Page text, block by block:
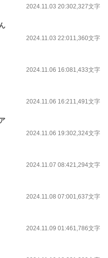
2024.11.03 20:302,327文字
2024.11.03 22:011,360文字
2024.11.06 16:081,433文字
2024.11.06 16:211,491文字
2024.11.06 19:302,324文字
2024.11.07 08:421,294文字
2024.11.08 07:001,637文字
2024.11.09 01:461,786文字